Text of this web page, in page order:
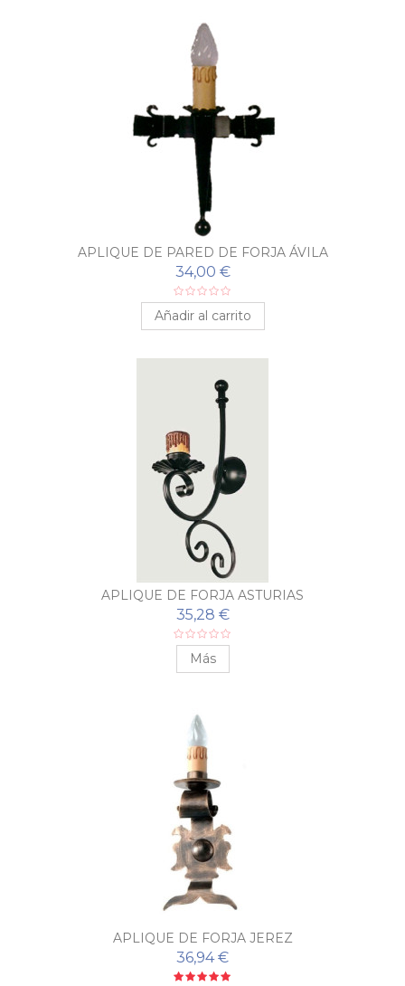
APLIQUE DE PARED DE FORJA ÁVILA
34,00 €
Añadir al carrito
APLIQUE DE FORJA ASTURIAS
35,28 €
Más
APLIQUE DE FORJA JEREZ
36,94 €